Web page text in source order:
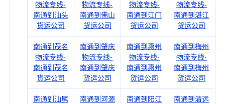
物流专线-
南通到汕头
货运公司
物流专线-
南通到佛山
货运公司
物流专线-
南通到江门
货运公司
物流专线-
南通到湛江
货运公司
南通到茂名
物流专线-
南通到茂名
货运公司
南通到肇庆
物流专线-
南通到肇庆
货运公司
南通到惠州
物流专线-
南通到惠州
货运公司
南通到梅州
物流专线-
南通到梅州
货运公司
南通到汕尾
南通到河源
南通到阳江
南通到清远